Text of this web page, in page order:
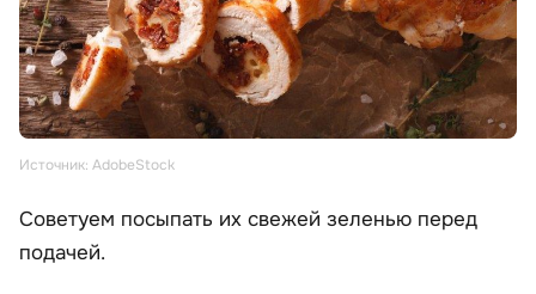
Источник: AdobeStock
Советуем посыпать их свежей зеленью перед
подачей.